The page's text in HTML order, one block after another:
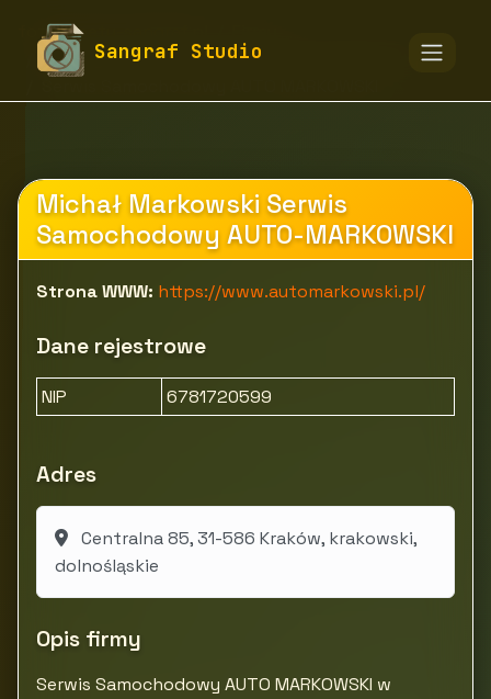
Sangraf Studio
fototapety-sangraf.pl
Motoryzacja i transport
Michał Markowski Serwis
Samochodowy AUTO-MARKOWSKI
Strona WWW: https://www.automarkowski.pl/
Dane rejestrowe
NIP 6781720599
Adres
Centralna 85, 31-586 Kraków, krakowski,
dolnośląskie
Opis firmy
Serwis Samochodowy AUTO MARKOWSKI w